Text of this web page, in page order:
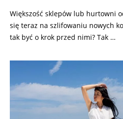
Większość sklepów lub hurtowni
się teraz na szlifowaniu nowych
tak być o krok przed nimi? Tak …